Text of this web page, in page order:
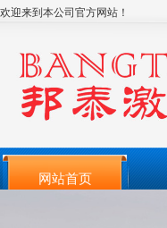
欢迎来到本公司官方网站！
网站首页